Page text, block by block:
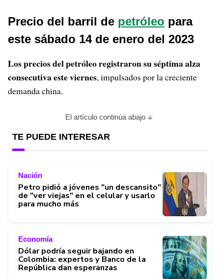
Precio del barril de petróleo para
este sábado 14 de enero del 2023
Los precios del petróleo registraron su séptima alza
consecutiva este viernes, impulsados por la creciente
demanda china.
El artículo continúa abajo
TE PUEDE INTERESAR
Nación
Petro pidió a jóvenes "un descansito"
de "ver viejas" en el celular y usarlo
para mucho más
Economía
Dólar podría seguir bajando en
Colombia: expertos y Banco de la
República dan esperanzas